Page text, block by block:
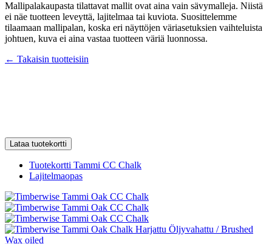
Mallipalakaupasta tilattavat mallit ovat aina vain sävymalleja. Niistä
ei näe tuotteen leveyttä, lajitelmaa tai kuviota. Suosittelemme
tilaamaan mallipalan, koska eri näyttöjen väriasetuksien vaihteluista
johtuen, kuva ei aina vastaa tuotteen väriä luonnossa.
← Takaisin tuotteisiin
Lataa tuotekortti
Tuotekortti Tammi CC Chalk
Lajitelmaopas